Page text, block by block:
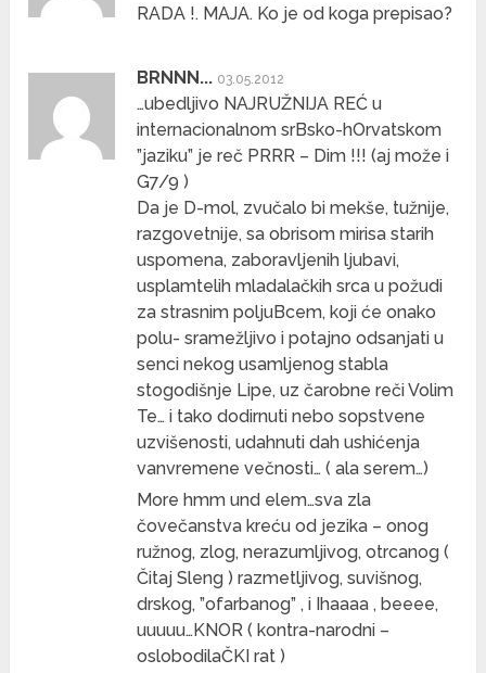
RADA !. MAJA. Ko je od koga prepisao?
BRNNN... 03.05.2012
…ubedljivo NAJRUŽNIJA REĆ u
internacionalnom srBsko-hOrvatskom
”jaziku” je reč PRRR – Dim !!! (aj može i
G7/9 )
Da je D-mol, zvučalo bi mekše, tužnije,
razgovetnije, sa obrisom mirisa starih
uspomena, zaboravljenih ljubavi,
usplamtelih mladalačkih srca u požudi
za strasnim poljuBcem, koji će onako
polu- sramežljivo i potajno odsanjati u
senci nekog usamljenog stabla
stogodišnje Lipe, uz čarobne reči Volim
Te… i tako dodirnuti nebo sopstvene
uzvišenosti, udahnuti dah ushićenja
vanvremene večnosti… ( ala serem…)
More hmm und elem…sva zla
čovečanstva kreću od jezika – onog
ružnog, zlog, nerazumljivog, otrcanog (
Čitaj Sleng ) razmetljivog, suvišnog,
drskog, ”ofarbanog” , i Ihaaaa , beeee,
uuuuu…KNOR ( kontra-narodni –
oslobodilaČKI rat )